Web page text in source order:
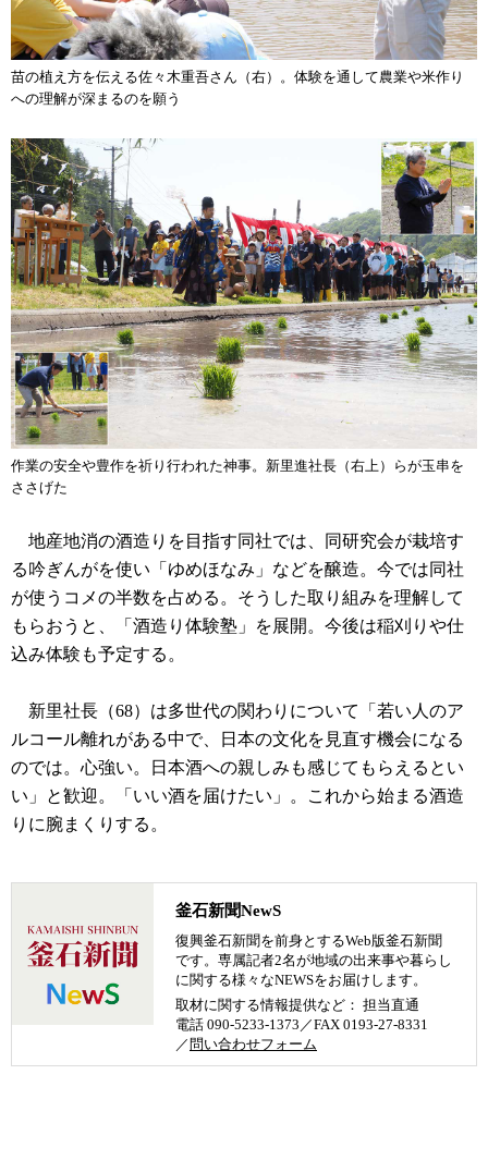
苗の植え方を伝える佐々木重吾さん（右）。体験を通して農業や米作り
への理解が深まるのを願う
作業の安全や豊作を祈り行われた神事。新里進社長（右上）らが玉串を
ささげた
地産地消の酒造りを目指す同社では、同研究会が栽培す
る吟ぎんがを使い「ゆめほなみ」などを醸造。今では同社
が使うコメの半数を占める。そうした取り組みを理解して
もらおうと、「酒造り体験塾」を展開。今後は稲刈りや仕
込み体験も予定する。
新里社長（68）は多世代の関わりについて「若い人のア
ルコール離れがある中で、日本の文化を見直す機会になる
のでは。心強い。日本酒への親しみも感じてもらえるとい
い」と歓迎。「いい酒を届けたい」。これから始まる酒造
りに腕まくりする。
釜石新聞NewS
復興釜石新聞を前身とするWeb版釜石新聞
です。専属記者2名が地域の出来事や暮らし
に関する様々なNEWSをお届けします。
取材に関する情報提供など： 担当直通
電話 090-5233-1373／FAX 0193-27-8331
／ 問い合わせフォーム